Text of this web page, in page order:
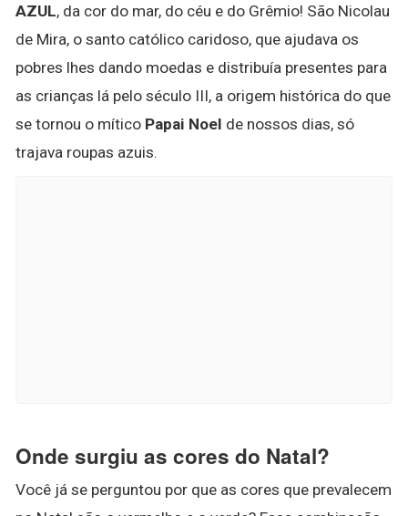
AZUL, da cor do mar, do céu e do Grêmio! São Nicolau
de Mira, o santo católico caridoso, que ajudava os
pobres lhes dando moedas e distribuía presentes para
as crianças lá pelo século III, a origem histórica do que
se tornou o mítico Papai Noel de nossos dias, só
trajava roupas azuis.
Onde surgiu as cores do Natal?
Você já se perguntou por que as cores que prevalecem